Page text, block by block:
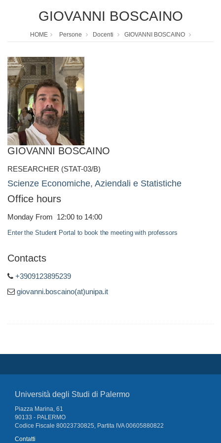
GIOVANNI BOSCAINO
HOME Persone Docenti GIOVANNI BOSCAINO
GIOVANNI BOSCAINO
RESEARCHER (STAT-03/B)
Scienze Economiche, Aziendali e Statistiche
Office hours
Monday From 12:00 to 14:00
Enter the Student Portal to book the meeting with professors
Contacts
+3909123895239
giovanni.boscaino(at)unipa.it
Università degli Studi di Palermo
Piazza Marina, 61
90133 - PALERMO
Codice Fiscale 80023730825, Partita IVA 00605880822
Contatti